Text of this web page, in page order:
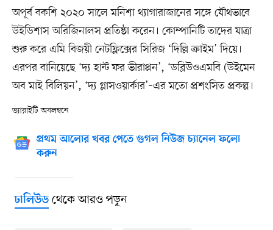
অপূর্ব বকশি ২০২০ সালে মনিশা থ্যাগারাজানের সঙ্গে যৌথভাবে
উইডিশাস অরিজিনালস প্রতিষ্ঠা করেন। কোম্পানিটি তাদের যাত্রা
শুরু করে এমি বিজয়ী নেটফ্লিক্সের সিরিজ ‘দিল্লি ক্রাইম’ দিয়ে।
এরপর বানিয়েছে ‘দ্য হান্ট ফর ভীরাপ্পন’, ‘ডব্লিউওএমবি (উইমেন
অব মাই বিলিয়ন’, ‘দ্য গ্লাসওয়ার্কার’–এর মতো প্রশংসিত প্রকল্প।
ভ্যারাইটি অবলম্বনে
প্রথম আলোর খবর পেতে গুগল নিউজ চ্যানেল ফলো
করুন
ঢালিউডথেকে আরও পড়ুন